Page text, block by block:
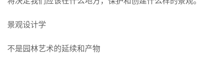
景观设计学
不是园林艺术的延续和产物